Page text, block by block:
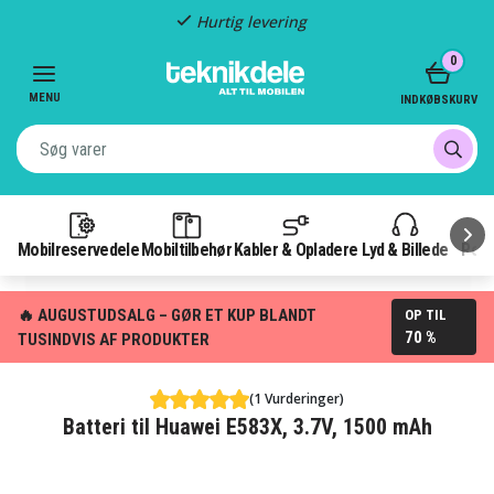
Hurtig levering
MENU
Mobilreservedele Mobiltilbehør Kabler & Opladere Lyd & Billede
0
INDKØBSKURV
🔥 AUGUSTUDSALG – GØR ET KUP BLANDT
TUSINDVIS AF PRODUKTER
OP TIL
70 %
(1 Vurderinger)
Batteri til Huawei E583X, 3.7V, 1500 mAh